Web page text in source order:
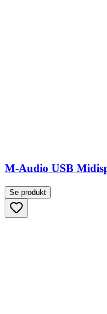
M-Audio USB
Se produkt